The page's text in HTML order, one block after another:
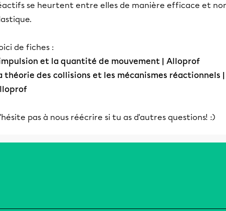
se heurtent entre elles de manière efficace et
de fiches :
et la quantité de mouvement | Alloprof
théorie des collisions et les mécanismes réactionnels |
pas à nous réécrire si tu as d'autres questions! :)